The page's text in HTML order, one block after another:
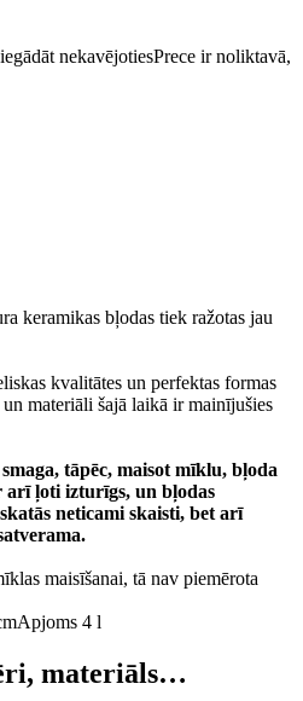
nekavējotiesPrece ir noliktavā,
keramikas bļodas tiek ražotas jau
kvalitātes un perfektas formas
materiāli šajā laikā ir mainījušies
tāpēc, maisot mīklu, bļoda
ļoti izturīgs, un bļodas
neticami skaisti, bet arī
maisīšanai, tā nav piemērota
Apjoms 4 l
materiāls…